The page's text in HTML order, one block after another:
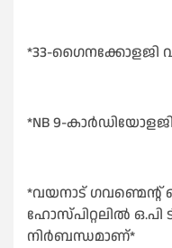
*33-ഗൈനക്കോളജി
*NB 9-കാർഡിയോളജി
*വയനാട്
ഹോസ്പിറ്റലിൽ ഒ.പി
നിർബന്ധമാണ്*